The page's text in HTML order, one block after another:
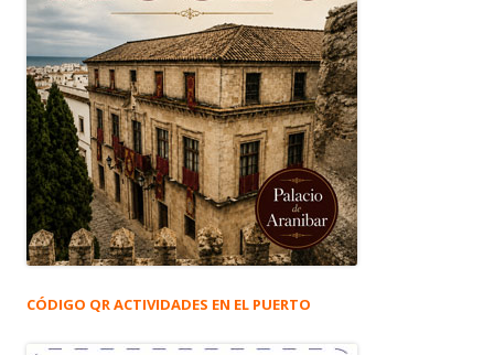
CÓDIGO QR ACTIVIDADES EN EL PUERTO